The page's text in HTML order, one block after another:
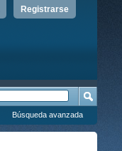
Registrarse
Búsqueda avanzada